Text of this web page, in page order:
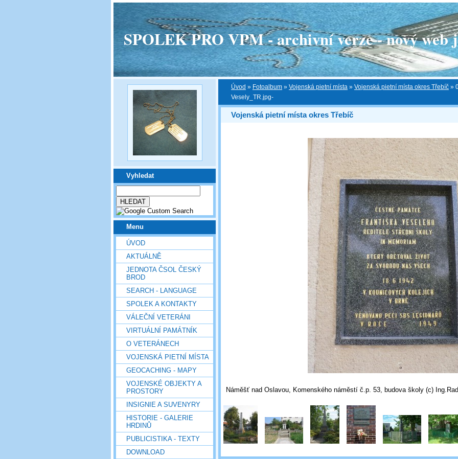
SPOLEK PRO VPM - archivní verze - nový web
Vyhledat
Menu
ÚVOD
AKTUÁLNĚ
JEDNOTA ČSOL ČESKÝ
BROD
SEARCH - LANGUAGE
SPOLEK A KONTAKTY
VÁLEČNÍ VETERÁNI
VIRTUÁLNÍ PAMÁTNÍK
O VETERÁNECH
VOJENSKÁ PIETNÍ MÍSTA
GEOCACHING - MAPY
VOJENSKÉ OBJEKTY A
PROSTORY
INSIGNIE A SUVENYRY
HISTORIE - GALERIE
HRDINŮ
PUBLICISTIKA - TEXTY
DOWNLOAD
Úvod » Fotoalbum » Vojenská pietní místa » Vojenská pietní místa okres Třebíč »
Vesely_TR.jpg-
Vojenská pietní místa okres Třebíč
Náměšť nad Oslavou, Komenského náměstí č.p. 53, budova školy (c)